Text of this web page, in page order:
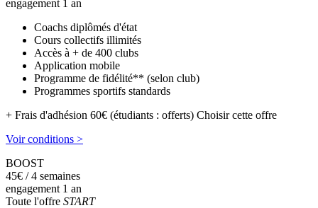
engagement 1 an
Coachs diplômés d'état
Cours collectifs illimités
Accès à + de 400 clubs
Application mobile
Programme de fidélité** (selon club)
Programmes sportifs standards
+ Frais d'adhésion 60€ (étudiants : offerts) Choisir cette offre
Voir conditions >
BOOST
45€ / 4 semaines
engagement 1 an
Toute l'offre START